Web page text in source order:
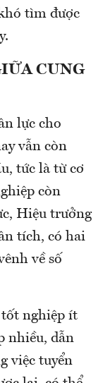
tìm được
CUNG
lực cho
vẫn còn
tức là từ cơ
còn
Hiệu trưởng
tích, có hai
về số
tốt nghiệp ít
nhiều, dẫn
việc tuyển